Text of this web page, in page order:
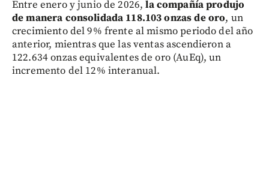
Entre enero y junio de 2026, la compañía produjo
de manera consolidada 118.103 onzas de oro, un
crecimiento del 9% frente al mismo periodo del año
anterior, mientras que las ventas ascendieron a
122.634 onzas equivalentes de oro (AuEq), un
incremento del 12% interanual.